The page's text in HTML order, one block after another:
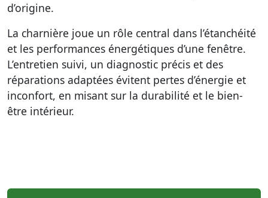
d’origine.
La charnière joue un rôle central dans l’étanchéité
et les performances énergétiques d’une fenêtre.
L’entretien suivi, un diagnostic précis et des
réparations adaptées évitent pertes d’énergie et
inconfort, en misant sur la durabilité et le bien-
être intérieur.